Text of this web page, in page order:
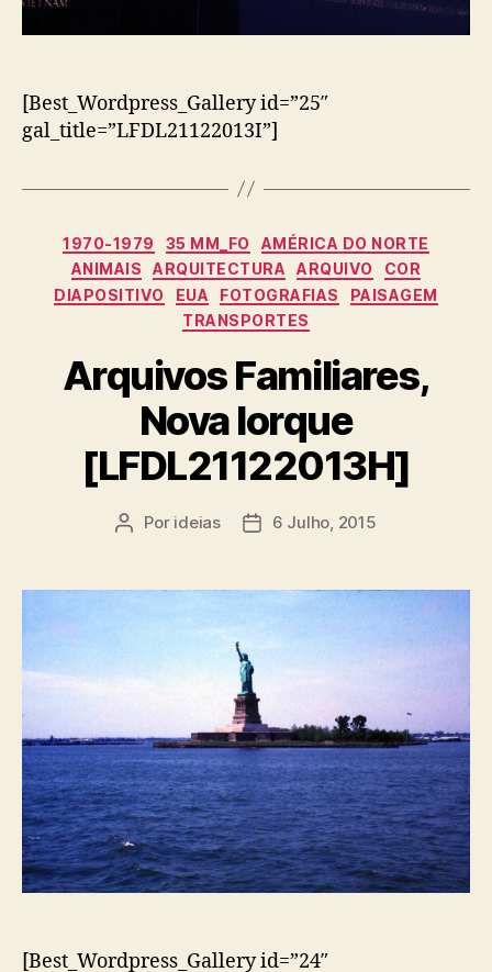
[Best_Wordpress_Gallery id=”25″
gal_title=”LFDL21122013I”]
Categorias
1970-1979 35 MM_FO
AMÉRICA DO NORTE
ANIMAIS
ARQUITECTURA ARQUIVO
COR
DIAPOSITIVO
EUA FOTOGRAFIAS
PAISAGEM
TRANSPORTES
Arquivos Familiares,
Nova Iorque
[LFDL21122013H]
Autor
Por ideias
Data6 Julho, 2015
[Best_Wordpress_Gallery id=”24″